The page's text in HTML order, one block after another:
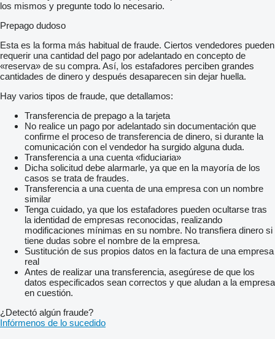
los mismos y pregunte todo lo necesario.
Prepago dudoso
Esta es la forma más habitual de fraude. Ciertos vendedores pueden
requerir una cantidad del pago por adelantado en concepto de
«reserva» de su compra. Así, los estafadores perciben grandes
cantidades de dinero y después desaparecen sin dejar huella.
Hay varios tipos de fraude, que detallamos:
Transferencia de prepago a la tarjeta
No realice un pago por adelantado sin documentación que
confirme el proceso de transferencia de dinero, si durante la
comunicación con el vendedor ha surgido alguna duda.
Transferencia a una cuenta «fiduciaria»
Dicha solicitud debe alarmarle, ya que en la mayoría de los
casos se trata de fraudes.
Transferencia a una cuenta de una empresa con un nombre
similar
Tenga cuidado, ya que los estafadores pueden ocultarse tras
la identidad de empresas reconocidas, realizando
modificaciones mínimas en su nombre. No transfiera dinero si
tiene dudas sobre el nombre de la empresa.
Sustitución de sus propios datos en la factura de una empresa
real
Antes de realizar una transferencia, asegúrese de que los
datos especificados sean correctos y que aludan a la empresa
en cuestión.
¿Detectó algún fraude?
Infórmenos de lo sucedido